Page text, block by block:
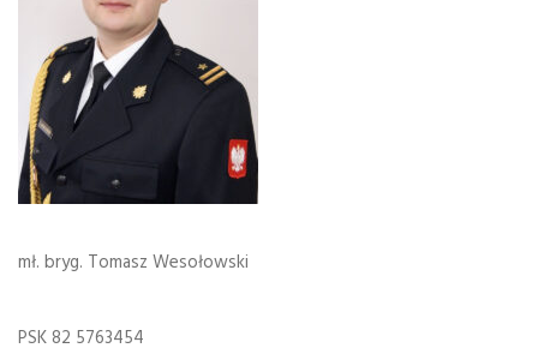
mł. bryg. Tomasz Wesołowski
PSK 82 5763454